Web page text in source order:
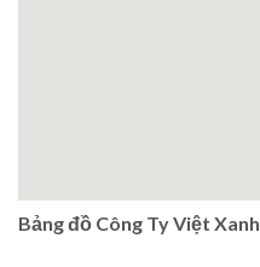
Bảng đồ Công Ty Việt Xanh